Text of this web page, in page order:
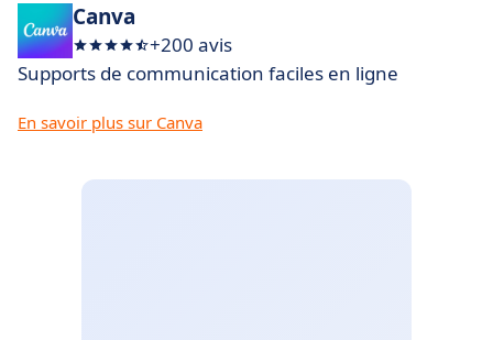
Canva
+200 avis
Supports de communication faciles en ligne
En savoir plus sur Canva